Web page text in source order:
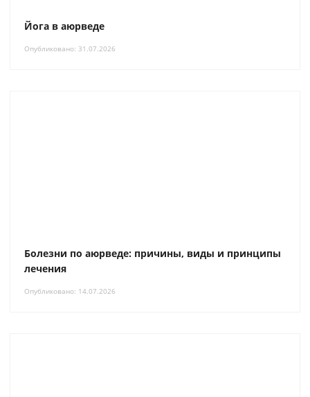
Йога в аюрведе
Опубликовано: 31.07.2026
Болезни по аюрведе: причины, виды и принципы
лечения
Опубликовано: 14.07.2026